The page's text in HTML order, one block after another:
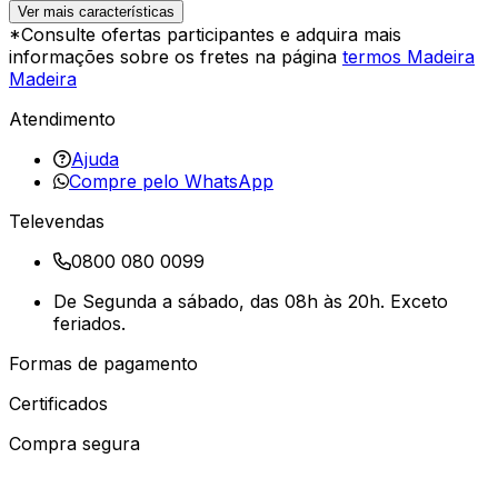
Ver mais características
*Consulte ofertas participantes e adquira mais
informações sobre os fretes na página termos Madeira
Madeira
Atendimento
Ajuda
Compre pelo WhatsApp
Televendas
0800 080 0099
De Segunda a sábado, das 08h às 20h. Exceto
feriados.
Formas de pagamento
Certificados
Compra segura